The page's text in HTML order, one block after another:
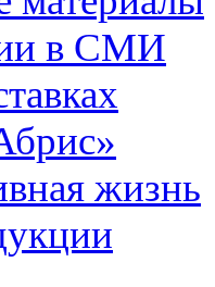
в СМИ
жизнь